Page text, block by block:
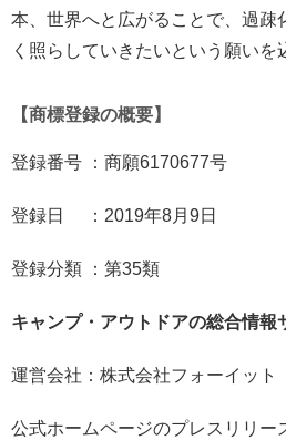
本、世界へと広がることで、過疎
く照らしていきたいという願いを
【商標登録の概要】
登録番号 ：商願6170677号
登録日 ：2019年8月9日
登録分類 ：第35類
キャンプ・アウトドアの総合情報
運営会社：株式会社フォーイット
公式ホームページのプレスリリー